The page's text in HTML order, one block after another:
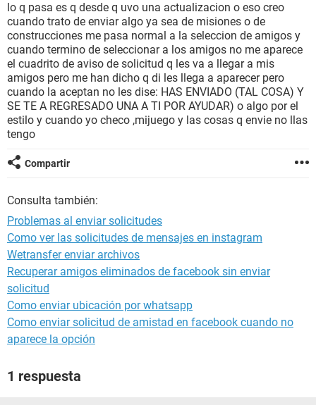
lo q pasa es q desde q uvo una actualizacion o eso creo
cuando trato de enviar algo ya sea de misiones o de
construcciones me pasa normal a la seleccion de amigos y
cuando termino de seleccionar a los amigos no me aparece
el cuadrito de aviso de solicitud q les va a llegar a mis
amigos pero me han dicho q di les llega a aparecer pero
cuando la aceptan no les dise: HAS ENVIADO (TAL COSA) Y
SE TE A REGRESADO UNA A TI POR AYUDAR) o algo por el
estilo y cuando yo checo ,mijuego y las cosas q envie no llas
tengo
Compartir
Consulta también:
Problemas al enviar solicitudes
Como ver las solicitudes de mensajes en instagram
Wetransfer enviar archivos
Recuperar amigos eliminados de facebook sin enviar
solicitud
Como enviar ubicación por whatsapp
Como enviar solicitud de amistad en facebook cuando no
aparece la opción
1 respuesta